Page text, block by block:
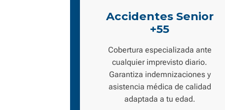
Accidentes Senior
+55
Cobertura especializada ante
cualquier imprevisto diario.
Garantiza indemnizaciones y
asistencia médica de calidad
adaptada a tu edad.